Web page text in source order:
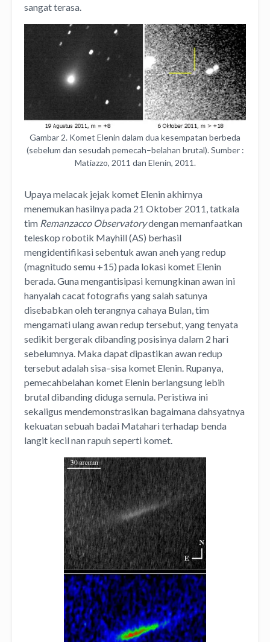
sangat terasa.
Gambar 2. Komet Elenin dalam dua kesempatan berbeda
(sebelum dan sesudah pemecah–belahan brutal). Sumber :
Matiazzo, 2011 dan Elenin, 2011.
Upaya melacak jejak komet Elenin akhirnya
menemukan hasilnya pada 21 Oktober 2011, tatkala
tim Remanzacco Observatorydengan memanfaatkan
teleskop robotik Mayhill (AS) berhasil
mengidentifikasi sebentuk awan aneh yang redup
(magnitudo semu +15) pada lokasi komet Elenin
berada. Guna mengantisipasi kemungkinan awan ini
hanyalah cacat fotografis yang salah satunya
disebabkan oleh terangnya cahaya Bulan, tim
mengamati ulang awan redup tersebut, yang tenyata
sedikit bergerak dibanding posisinya dalam 2 hari
sebelumnya. Maka dapat dipastikan awan redup
tersebut adalah sisa–sisa komet Elenin. Rupanya,
pemecahbelahan komet Elenin berlangsung lebih
brutal dibanding diduga semula. Peristiwa ini
sekaligus mendemonstrasikan bagaimana dahsyatnya
kekuatan sebuah badai Matahari terhadap benda
langit kecil nan rapuh seperti komet.